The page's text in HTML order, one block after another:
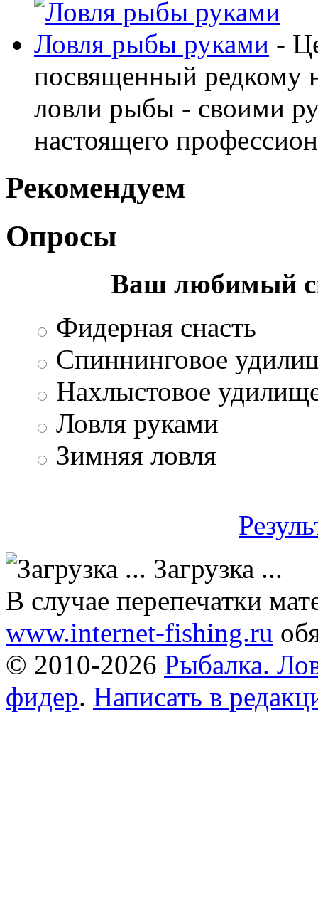
Ловля рыбы руками -
посвященный редкому
ловли рыбы - своими
настоящего
Рекомендуем
Опросы
Ваш любимый
Фидерная снасть
Спиннинговое
Нахлыстовое
Ловля руками
Зимняя ловля
Загрузка ...
В случае перепечатки
www.internet-fishing.ru
© 2010-2026 Рыбалка.
фидер. Написать в